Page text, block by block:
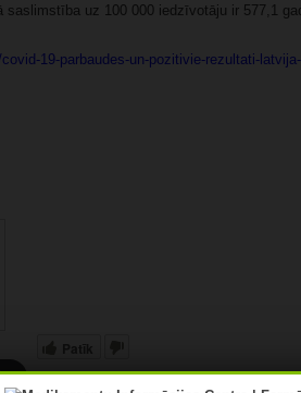
uz 100 000 iedzīvotāju ir 577,1
19-parbaudes-un-pozitivie-rezultati-latvija-
Patīk